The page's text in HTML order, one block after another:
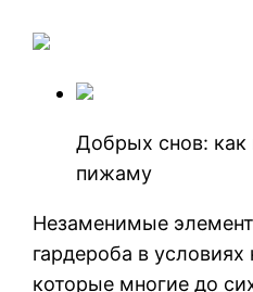
Добрых снов:
пижаму
Незаменимые
гардероба в
которые многие до